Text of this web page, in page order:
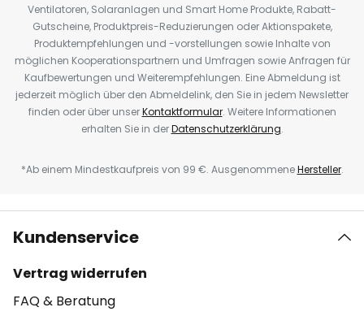
Ventilatoren, Solaranlagen und Smart Home Produkte, Rabatt-
Gutscheine, Produktpreis-Reduzierungen oder Aktionspakete,
Produktempfehlungen und -vorstellungen sowie Inhalte von
möglichen Kooperationspartnern und Umfragen sowie Anfragen für
Kaufbewertungen und Weiterempfehlungen. Eine Abmeldung ist
jederzeit möglich über den Abmeldelink, den Sie in jedem Newsletter
finden oder über unserKontaktformular. Weitere Informationen
erhalten Sie in derDatenschutzerklärung.
*Ab einem Mindestkaufpreis von 99 €. AusgenommeneHersteller.
Kundenservice
Vertrag widerrufen
FAQ & Beratung